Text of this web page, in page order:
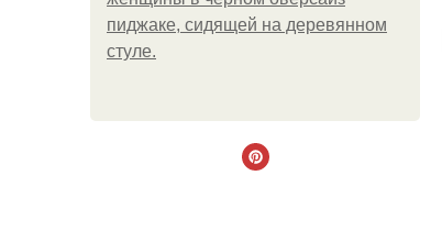
пиджаке, сидящей на деревянном
стуле.